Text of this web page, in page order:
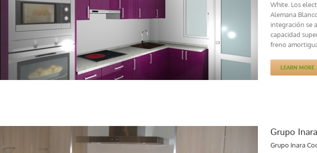
White. Los
Alemana
integración se
capacidad
freno
LEARN MORE
Grupo
Grupo Inara